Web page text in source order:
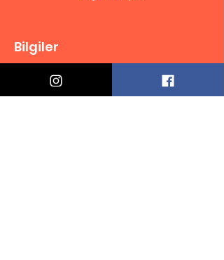
Bilgiler
Biz Kimiz?
İletişim Bilgileri